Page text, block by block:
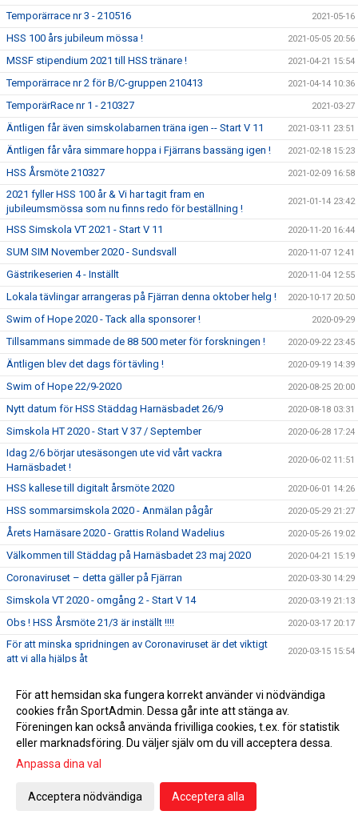
Temporärrace nr 3 - 210516 2021-05-16
HSS 100 års jubileum mössa ! 2021-05-05 20:56
MSSF stipendium 2021 till HSS tränare ! 2021-04-21 15:54
Temporärrace nr 2 för B/C-gruppen 210413 2021-04-14 10:36
TemporärRace nr 1 - 210327 2021-03-27
Äntligen får även simskolabarnen träna igen -- Start V 11 2021-03-11 23:51
Äntligen får våra simmare hoppa i Fjärrans bassäng igen ! 2021-02-18 15:23
HSS Årsmöte 210327 2021-02-09 16:58
2021 fyller HSS 100 år & Vi har tagit fram en
jubileumsmössa som nu finns redo för beställning !
2021-01-14 23:42
HSS Simskola VT 2021 - Start V 11 2020-11-20 16:44
SUM SIM November 2020 - Sundsvall 2020-11-07 12:41
Gästrikeserien 4 - Inställt 2020-11-04 12:55
Lokala tävlingar arrangeras på Fjärran denna oktober helg ! 2020-10-17 20:50
Swim of Hope 2020 - Tack alla sponsorer ! 2020-09-29
Tillsammans simmade de 88 500 meter för forskningen ! 2020-09-22 23:45
Äntligen blev det dags för tävling ! 2020-09-19 14:39
Swim of Hope 22/9-2020 2020-08-25 20:00
Nytt datum för HSS Städdag Harnäsbadet 26/9 2020-08-18 03:31
Simskola HT 2020 - Start V 37 / September 2020-06-28 17:24
Idag 2/6 börjar utesäsongen ute vid vårt vackra
Harnäsbadet !
2020-06-02 11:51
HSS kallese till digitalt årsmöte 2020 2020-06-01 14:26
HSS sommarsimskola 2020 - Anmälan pågår 2020-05-29 21:27
Årets Harnäsare 2020 - Grattis Roland Wadelius 2020-05-26 19:02
Välkommen till Städdag på Harnäsbadet 23 maj 2020 2020-04-21 15:19
Coronaviruset – detta gäller på Fjärran 2020-03-30 14:29
Simskola VT 2020 - omgång 2 - Start V 14 2020-03-19 21:13
Obs ! HSS Årsmöte 21/3 är inställt !!!! 2020-03-17 20:17
För att minska spridningen av Coronaviruset är det viktigt
att vi alla hjälps åt
2020-03-15 15:54
Äntligen har vi fått upp våra sponsorskyltar på Fjärran 2020-03-08 22:59
Erbjudande om att gå funktionärsutbildning 21/3 2020-02-27 04:34
HSS årsmöte 21/3 men utprovning av profilkläder ! 2020-02-21 15:59
Simskola VT 2020 - omgång 2 - Start V 14
Tacka för er feedback i medlemsenkäten
Dubbla tävlingar 1:a helgen i februari 2020
För att hemsidan ska fungera korrekt använder vi nödvändiga
cookies från SportAdmin. Dessa går inte att stänga av.
Föreningen kan också använda frivilliga cookies, t.ex. för statistik
eller marknadsföring. Du väljer själv om du vill acceptera dessa.
Anpassa dina val
Acceptera nödvändiga Acceptera alla